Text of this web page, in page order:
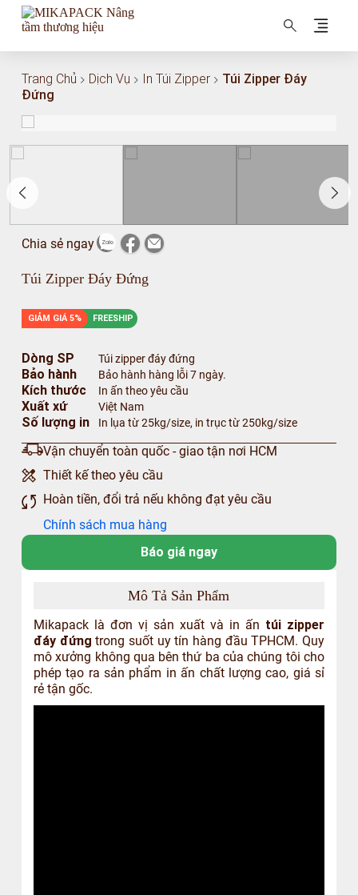
MIKAPACK Nâng tầm thương hiệu
Trang Chủ Dịch Vụ In Túi Zipper
Túi Zipper Đáy
Đứng
Chia sẻ ngay
Túi Zipper Đáy Đứng
GIẢM GIÁ 5% FREESHIP
Dòng SP
Bảo hành
Kích thước
Xuất xứ
Số lượng in
Túi zipper đáy đứng
Bảo hành hàng lỗi 7 ngày.
In ấn theo yêu cầu
Việt Nam
In lụa từ 25kg/size, in trục từ 250kg/size
Vận chuyển toàn quốc - giao tận nơi HCM
Thiết kế theo yêu cầu
Hoàn tiền, đổi trả nếu không đạt yêu cầu
Chính sách mua hàng
Báo giá ngay
Mô Tả Sản Phẩm
Mikapack là đơn vị sản xuất và in ấn túi zipper
đáy đứng trong suốt uy tín hàng đầu TPHCM. Quy
mô xưởng không qua bên thứ ba của chúng tôi cho
phép tạo ra sản phẩm in ấn chất lượng cao, giá sỉ
rẻ tận gốc.